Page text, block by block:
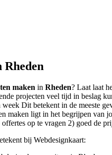
Rheden
maken in Rheden? Laat laat
projecten veel tijd in beslag
Dit betekent in de meeste
maken ligt in het begrijpen van
op te vragen 2) goed de
bij Webdesignkaart: